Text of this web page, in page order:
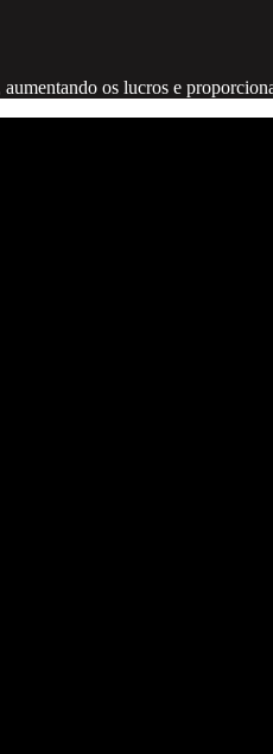
os lucros e